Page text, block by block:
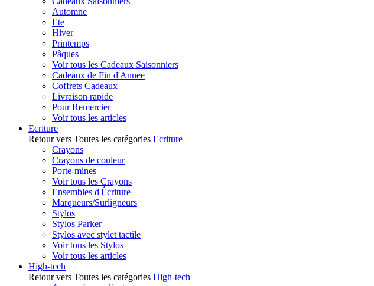
Automne
Ete
Hiver
Printemps
Pâques
Voir tous les Cadeaux Saisonniers
Cadeaux de Fin d'Annee
Coffrets Cadeaux
Livraison rapide
Pour Remercier
Voir tous les articles
Ecriture
Retour vers Toutes les catégories Ecriture
Crayons
Crayons de couleur
Porte-mines
Voir tous les Crayons
Ensembles d'Écriture
Marqueurs/Surligneurs
Stylos
Stylos Parker
Stylos avec stylet tactile
Voir tous les Stylos
Voir tous les articles
High-tech
Retour vers Toutes les catégories High-tech